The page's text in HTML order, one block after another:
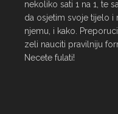
nekoliko sati 1 na 1, te
da osjetim svoje tijelo i
njemu, i kako.
zeli nauciti pravilniju
Necete fulati!